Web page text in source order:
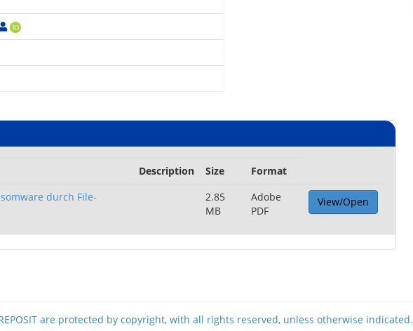
Description Size
Format
durch File-
2.85
MB
Adobe
PDF
View/Open
are protected by copyright, with all rights reserved, unless otherwise indicated.